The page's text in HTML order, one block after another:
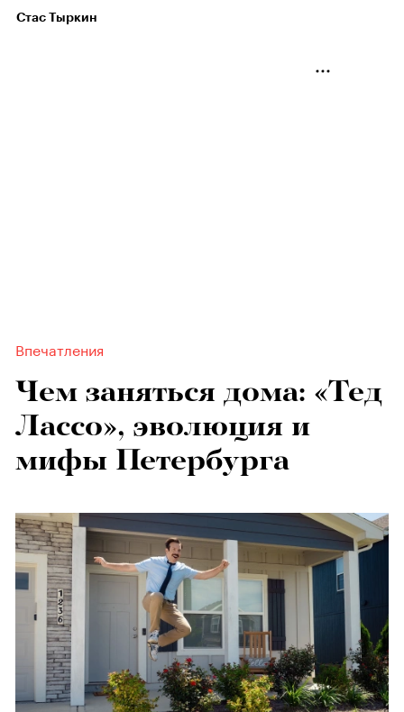
Стас Тыркин
Впечатления
Чем заняться дома: «Тед
Лассо», эволюция и
мифы Петербурга